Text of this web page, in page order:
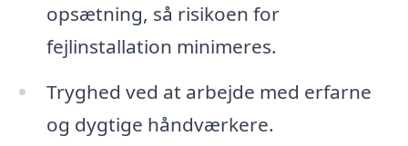
opsætning, så risikoen for
fejlinstallation minimeres.
Tryghed ved at arbejde med erfarne
og dygtige håndværkere.